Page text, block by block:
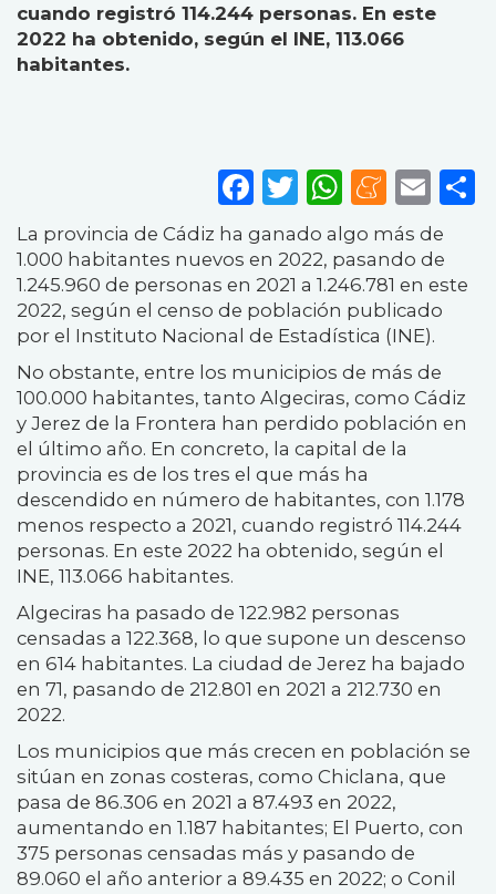
cuando registró 114.244 personas. En este
2022 ha obtenido, según el INE, 113.066
habitantes.
Facebook
Twitter
La provincia de Cádiz ha ganado algo más de
1.000 habitantes nuevos en 2022, pasando de
1.245.960 de personas en 2021 a 1.246.781 en este
2022, según el censo de población publicado
por el Instituto Nacional de Estadística (INE).
No obstante, entre los municipios de más de
100.000 habitantes, tanto Algeciras, como Cádiz
y Jerez de la Frontera han perdido población en
el último año. En concreto, la capital de la
provincia es de los tres el que más ha
descendido en número de habitantes, con 1.178
menos respecto a 2021, cuando registró 114.244
personas. En este 2022 ha obtenido, según el
INE, 113.066 habitantes.
Algeciras ha pasado de 122.982 personas
censadas a 122.368, lo que supone un descenso
en 614 habitantes. La ciudad de Jerez ha bajado
en 71, pasando de 212.801 en 2021 a 212.730 en
2022.
Los municipios que más crecen en población se
sitúan en zonas costeras, como Chiclana, que
pasa de 86.306 en 2021 a 87.493 en 2022,
aumentando en 1.187 habitantes; El Puerto, con
375 personas censadas más y pasando de
89.060 el año anterior a 89.435 en 2022; o Conil